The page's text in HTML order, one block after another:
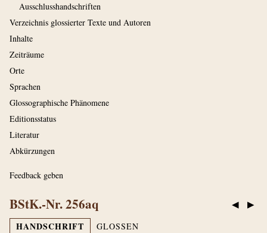
Ausschluss­handschriften
Verzeichnis glossierter Texte und Autoren
Inhalte
Zeiträume
Orte
Sprachen
Glossographische Phänomene
Editionsstatus
Literatur
Abkürzungen
Feedback geben
◀ ▶
BStK.-Nr. 256aq
HANDSCHRIFT GLOSSEN